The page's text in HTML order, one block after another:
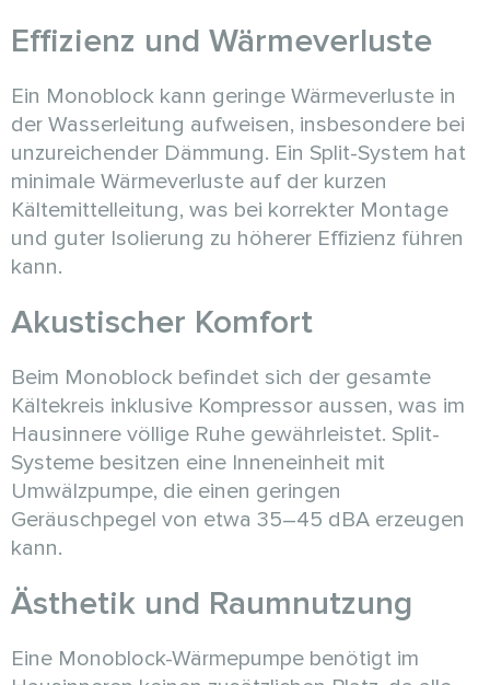
Effizienz und Wärmeverluste
Ein Monoblock kann geringe Wärmeverluste in
der Wasserleitung aufweisen, insbesondere bei
unzureichender Dämmung. Ein Split-System hat
minimale Wärmeverluste auf der kurzen
Kältemittelleitung, was bei korrekter Montage
und guter Isolierung zu höherer Effizienz führen
kann.
Akustischer Komfort
Beim Monoblock befindet sich der gesamte
Kältekreis inklusive Kompressor aussen, was im
Hausinnere völlige Ruhe gewährleistet. Split-
Systeme besitzen eine Inneneinheit mit
Umwälzpumpe, die einen geringen
Geräuschpegel von etwa 35–45 dBA erzeugen
kann.
Ästhetik und Raumnutzung
Eine Monoblock-Wärmepumpe benötigt im